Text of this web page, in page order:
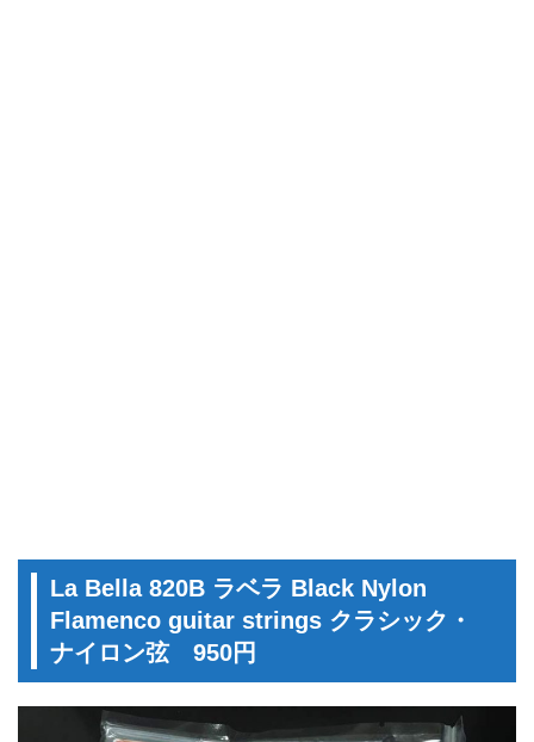
La Bella 820B ラベラ Black Nylon
Flamenco guitar strings クラシック・
ナイロン弦 950円